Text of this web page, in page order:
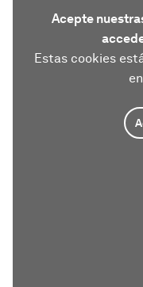
Acepte
Estas cookies